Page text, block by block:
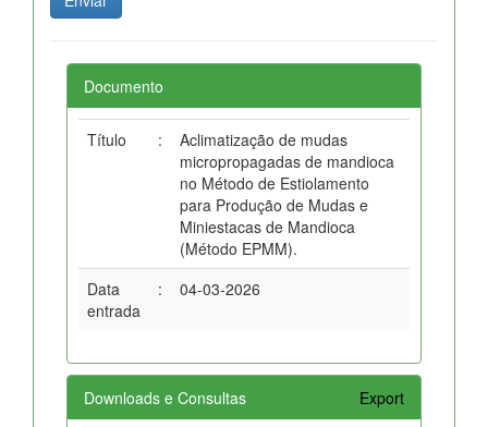
Documento
Título :
Aclimatização de mudas
micropropagadas de mandioca
no Método de Estiolamento
para Produção de Mudas e
Miniestacas de Mandioca
(Método EPMM).
Data
entrada
: 04-03-2026
Downloads e Consultas Export